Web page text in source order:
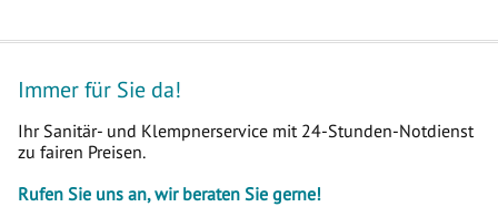
Immer für Sie da!
Ihr Sanitär- und Klempnerservice mit 24-Stunden-Notdienst
zu fairen Preisen.
Rufen Sie uns an, wir beraten Sie gerne!